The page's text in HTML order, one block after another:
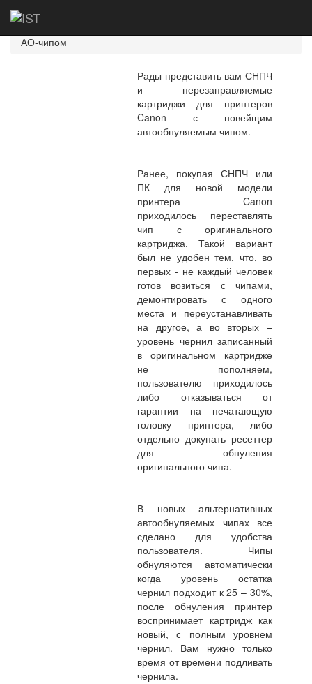
Главная
АО-чипом
Рады представить вам СНПЧ
и перезаправляемые
картриджи для принтеров
Canon с новейщим
автообнуляемым чипом.
Ранее, покупая СНПЧ или
ПК для новой модели
принтера Canon
приходилось переставлять
чип с оригинального
картриджа. Такой вариант
был не удобен тем, что, во
первых - не каждый человек
готов возиться с чипами,
демонтировать с одного
места и переустанавливать
на другое, а во вторых –
уровень чернил записанный
в оригинальном картридже
не пополняем,
пользователю приходилось
либо отказываться от
гарантии на печатающую
головку принтера, либо
отдельно докупать ресеттер
для обнуления
оригинального чипа.
В новых альтернативных
автообнуляемых чипах все
сделано для удобства
пользователя. Чипы
обнуляются автоматически
когда уровень остатка
чернил подходит к 25 – 30%,
после обнуления принтер
воспринимает картридж как
новый, с полным уровнем
чернил. Вам нужно только
время от времени подливать
чернила.